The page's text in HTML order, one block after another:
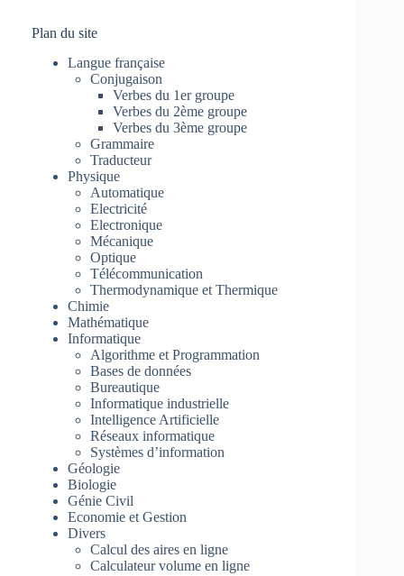
Plan du site
Langue française
Conjugaison
Verbes du 1er groupe
Verbes du 2ème groupe
Verbes du 3ème groupe
Grammaire
Traducteur
Physique
Automatique
Electricité
Electronique
Mécanique
Optique
Télécommunication
Thermodynamique et Thermique
Chimie
Mathématique
Informatique
Algorithme et Programmation
Bases de données
Bureautique
Informatique industrielle
Intelligence Artificielle
Réseaux informatique
Systèmes d’information
Géologie
Biologie
Génie Civil
Economie et Gestion
Divers
Calcul des aires en ligne
Calculateur volume en ligne